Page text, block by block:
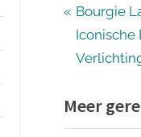
Bericht
P
r
e
i
o
Bourgie
Iconische
Meer